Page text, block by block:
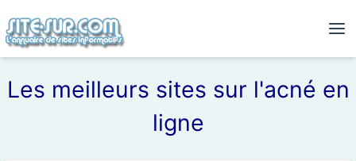
Les meilleurs sites sur l'acné en
ligne